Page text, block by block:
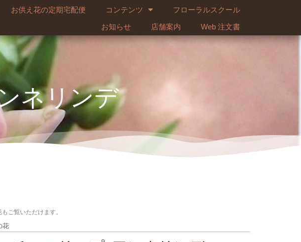
お供え花の定期宅配便 コンテンツ
フローラルスクール
お知らせ
店舗案内 Web 注文書
ネリンデ
ご覧いただけます。
花